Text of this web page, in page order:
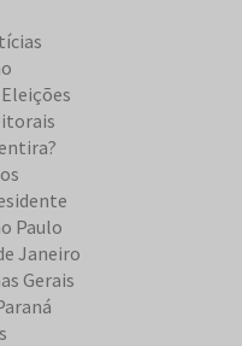
Paulo
Janeiro
Gerais